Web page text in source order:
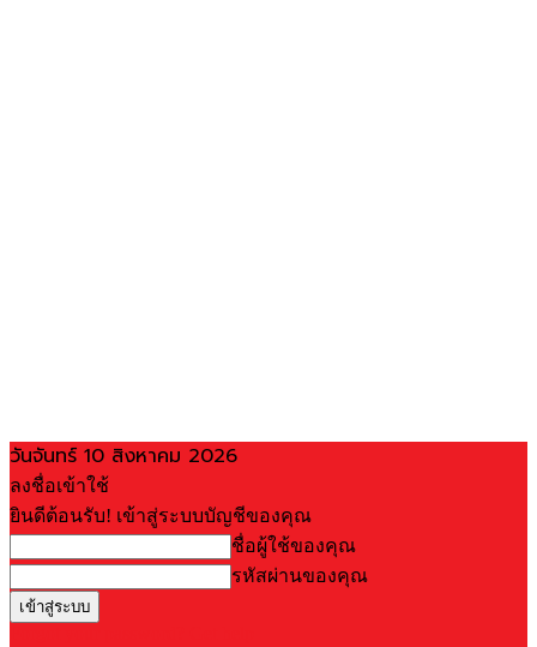
วันจันทร์ 10 สิงหาคม 2026
ลงชื่อเข้าใช้
ยินดีต้อนรับ! เข้าสู่ระบบบัญชีของคุณ
ชื่อผู้ใช้ของคุณ
รหัสผ่านของคุณ